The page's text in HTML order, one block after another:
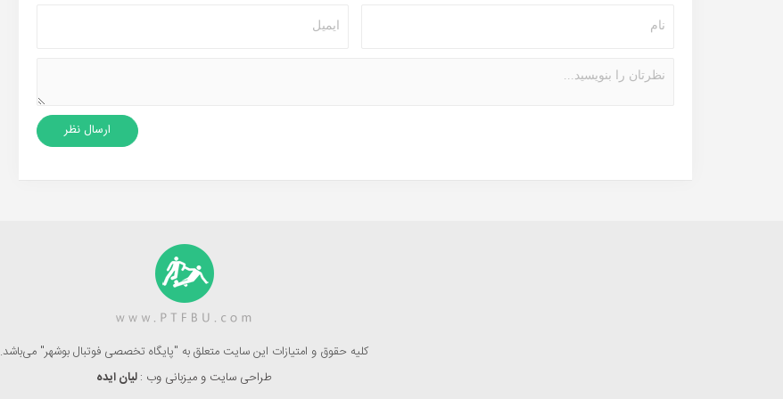
کلیه حقوق و امتیازات این سایت متعلق به "پایگاه تخصصی فوتبال بوشهر" می‌باشد.
طراحی سایت و میزبانی وب :لیان ایده